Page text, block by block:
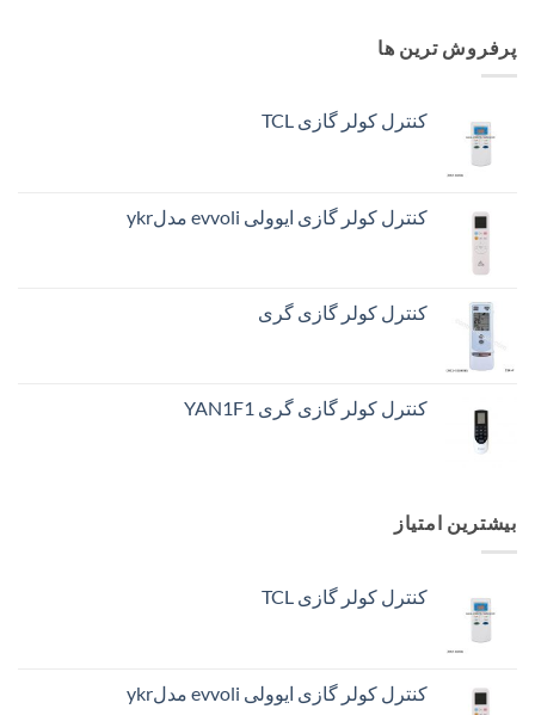
پرفروش ترین ها
کنترل کولر گازی TCL
کنترل کولر گازی ایوولی evvoli مدلykr
کنترل کولر گازی گری
کنترل کولر گازی گری YAN1F1
بیشترین امتیاز
کنترل کولر گازی TCL
کنترل کولر گازی ایوولی evvoli مدلykr